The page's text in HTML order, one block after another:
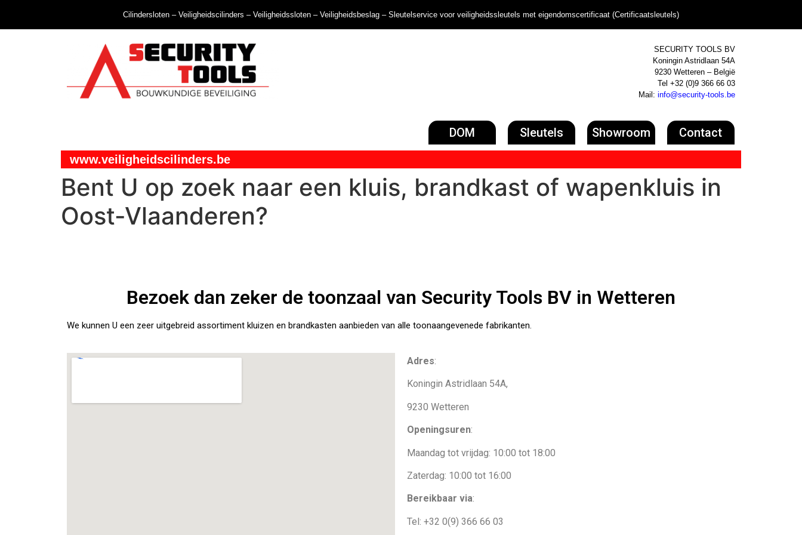
Cilindersloten – Veiligheidscilinders – Veiligheidssloten – Veiligheidsbeslag – Sleutelservice voor veiligheidssleutels met eigendomscertificaat (Certificaatsleutels)
SECURITY TOOLS BV
Koningin Astridlaan 54A
9230 Wetteren – België
Tel +32 (0)9 366 66 03
Mail: info@security-tools.be
DOM Sleutels Showroom Contact
www.veiligheidscilinders.be
Bent U op zoek naar een kluis, brandkast of wapenkluis in
Oost-Vlaanderen?
Bezoek dan zeker de toonzaal van Security Tools BV in Wetteren
We kunnen U een zeer uitgebreid assortiment kluizen en brandkasten aanbieden van alle toonaangevenede fabrikanten.
Adres:
Koningin Astridlaan 54A,
9230 Wetteren
Openingsuren:
Maandag tot vrijdag: 10:00 tot 18:00
Zaterdag: 10:00 tot 16:00
Bereikbaar via:
Tel: +32 0(9) 366 66 03